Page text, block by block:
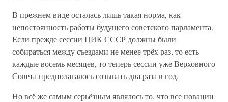
В прежнем виде осталась лишь такая норма, как
непостоянность работы будущего советского парламента.
Если прежде сессии ЦИК СССР должны были
собираться между съездами не менее трёх раз, то есть
каждые восемь месяцев, то теперь сессии уже Верховного
Совета предполагалось созывать два раза в год.
Но всё же самым серьёзным являлось то, что все новации